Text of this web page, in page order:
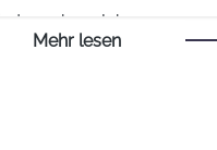
ab 12 Jahren
zur
beherrscht werden
Mehr lesen